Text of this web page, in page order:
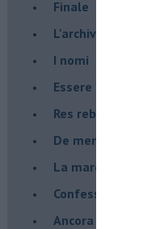
Finale
L'archivio
I nomi
Essere
Res rebus
De mente
La marcia
Confessioni del
Ancora pensieri &